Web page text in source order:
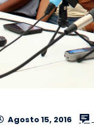
Agosto 15, 2016